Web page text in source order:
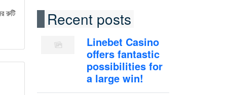
রুটি
Recent posts
Linebet Casino
offers fantastic
possibilities for
a large win!